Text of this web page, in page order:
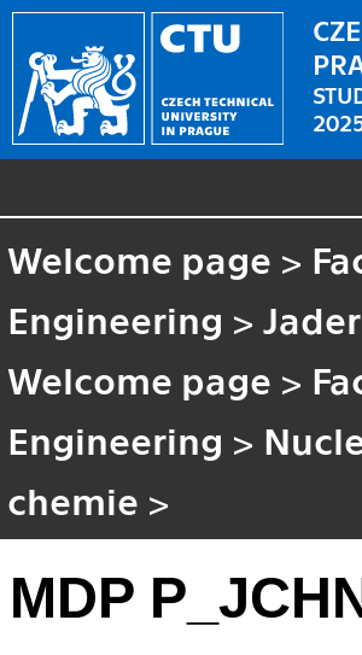
Welcome page >
Engineering >
Welcome page >
Engineering >
chemie >
MDP